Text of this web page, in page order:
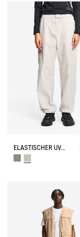
ELASTISCHER UV-SCHUTZ CARGO-HOSE DRY FAST TEXTILE®